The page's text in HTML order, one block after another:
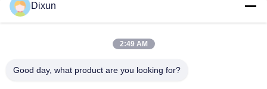
Tamanho da malha 50*50mm Máquina de soldadura de malha
de vedação de 3 mm de fio galvanizado
Capacidade de dobragem online 60 Pcs / hora Tamanho da
Dixun
2:49 AM
Good day, what product are you looking for?